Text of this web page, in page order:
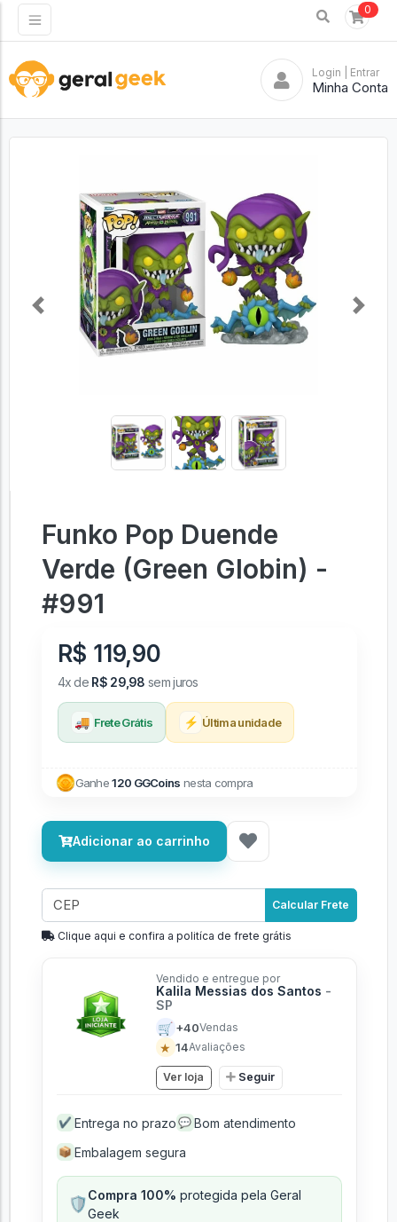
0
Login | Entrar
Minha Conta
Previous Next
Funko Pop Duende
Verde (Green Globin) -
#991
R$ 119,90
4x de R$ 29,98 sem juros
🚚 Frete Grátis ⚡ Última unidade
Ganhe120 GGCoins nesta compra
Adicionar ao carrinho
Calcular Frete
Clique aqui e confira a politíca de frete grátis
Vendido e entregue por
Kalila Messias dos Santos -
SP
🛒 +40Vendas
★ 14Avaliações
Ver loja Seguir
✔ Entrega no prazo 💬 Bom atendimento
📦 Embalagem segura
🛡️Compra 100% protegida pela Geral
Geek